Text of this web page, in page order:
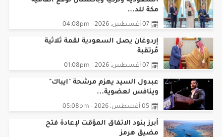
السعودية وتركيا وباكستان توقع اتفاقية
مكة للد...
07 أغسطس، 2026 - 04:08pm
إردوغان يصل السعودية لقمة ثلاثية
مُرتقبة
07 أغسطس، 2026 - 01:08pm
عبدول السيد يهزم مرشحة "ايباك"
وينافس لعضوية...
05 أغسطس، 2026 - 05:08pm